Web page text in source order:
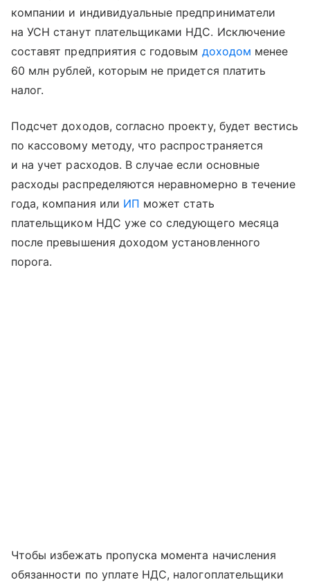
компании и индивидуальные предприниматели
на УСН станут плательщиками НДС. Исключение
составят предприятия с годовым доходом менее
60 млн рублей, которым не придется платить
налог.
Подсчет доходов, согласно проекту, будет вестись
по кассовому методу, что распространяется
и на учет расходов. В случае если основные
расходы распределяются неравномерно в течение
года, компания или ИП может стать
плательщиком НДС уже со следующего месяца
после превышения доходом установленного
порога.
Чтобы избежать пропуска момента начисления
обязанности по уплате НДС, налогоплательщики